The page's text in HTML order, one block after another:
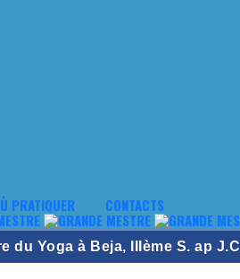
PRATIQUER CONTACTS
du Yoga à Beja, IIIème S. ap J.C